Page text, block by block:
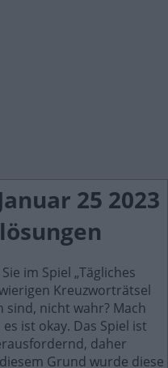
25 2023
im Spiel „Tägliches
Kreuzworträtsel
sind, nicht wahr? Mach
ist okay. Das Spiel ist
daher
Grund wurde diese